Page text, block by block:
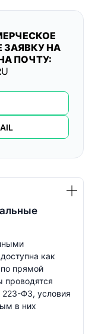
ЗАЯВКУ НА
ПОЧТУ:
как
прямой
проводятся
223-ФЗ, условия
в них